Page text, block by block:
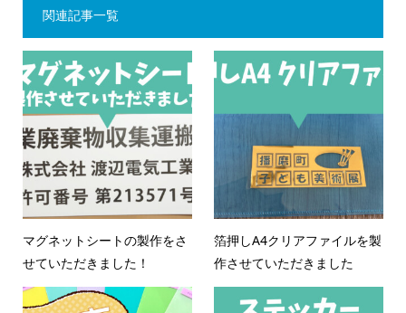
関連記事一覧
マグネットシートの製作をさ
せていただきました！
箔押しA4クリアファイルを製
作させていただきました